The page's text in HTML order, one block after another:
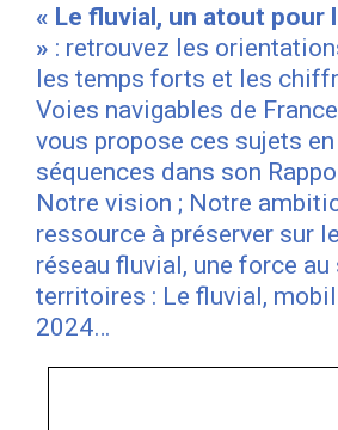
« Le fluvial, un atout
» : retrouvez les
les temps forts et les
Voies navigables de
vous propose ces sujets
séquences dans son
Notre vision ; Notre
ressource à préserver sur
réseau fluvial, une force
territoires : Le fluvial,
2024…